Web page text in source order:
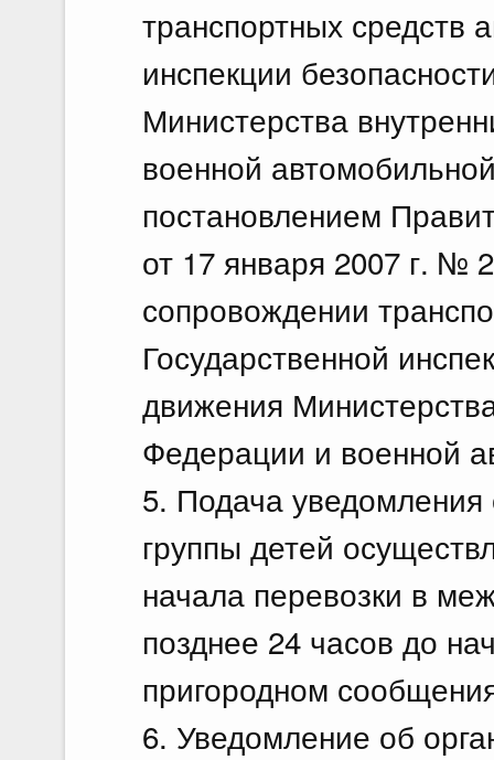
транспортных средств
инспекции
Министерства
военной
постановлением
от 17 января 2007 г. №
сопровождении
Государственной
движения
Федерации и военной
5. Подача уведомления
группы детей
начала перевозки в
позднее 24 часов до
пригородном
6. Уведомление об